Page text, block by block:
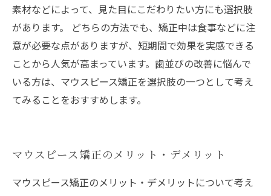
素材などによって、見た目にこだわりたい方にも選択肢
があります。 どちらの方法でも、矯正中は食事などに注
意が必要な点がありますが、短期間で効果を実感できる
ことから人気が高まっています。歯並びの改善に悩んで
いる方は、マウスピース矯正を選択肢の一つとして考え
てみることをおすすめします。
マウスピース矯正のメリット・デメリット
マウスピース矯正のメリット・デメリットについて考え